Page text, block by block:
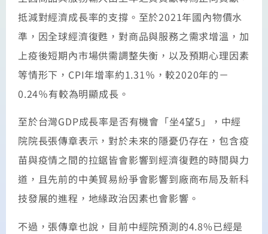
抵減對經濟成長率的支撐。至於2021年國內物價水
準，因全球經濟復甦，對商品與服務之需求增溫，加
上疫後短期內市場供需調整失衡，以及預期心理因素
等情形下，CPI年增率約1.31％，較2020年的－
0.24％有較為明顯成長。
至於台灣GDP成長率是否有機會「坐4望5」，中經
院院長張傳章表示，對於未來的隱憂仍存在，包含疫
苗與疫情之間的拉鋸皆會影響到經濟復甦的時間與力
道，且先前的中美貿易紛爭會影響到廠商布局及新科
技發展的進程，地緣政治因素也會影響。
不過，張傳章也說，目前中經院預測的4.8%已經是